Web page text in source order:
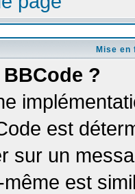
Mise
?
est
sur un
est